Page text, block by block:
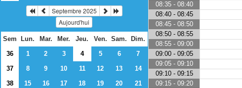
Septembre 2025
Aujourd'hui
Sem Lun. Mar. Mer. Jeu. Ven. Sam.
Dim.
36
1 2 3 4 5 6
7
37
8 9 10 11 12 13
14
38
15 16 17 18 19 20
21
08:35 - 08:40
08:40 - 08:45
08:45 - 08:50
08:50 - 08:55
08:55 - 09:00
09:00 - 09:05
09:05 - 09:10
09:10 - 09:15
09:15 - 09:20